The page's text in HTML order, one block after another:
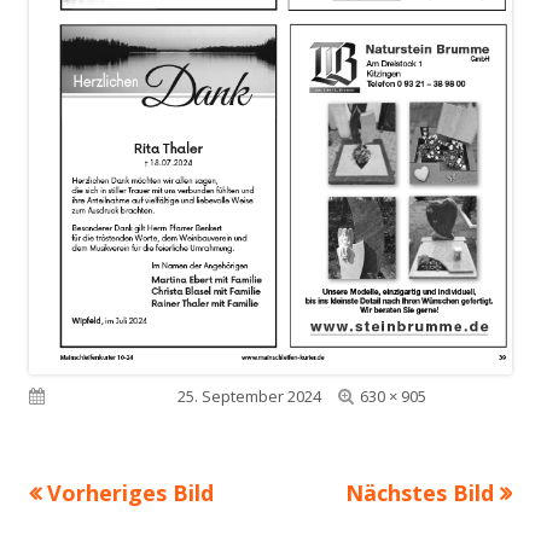
Veröffentlicht am25. September 2024
Volle
630 × 905
Vorheriges Bild Nächstes Bild